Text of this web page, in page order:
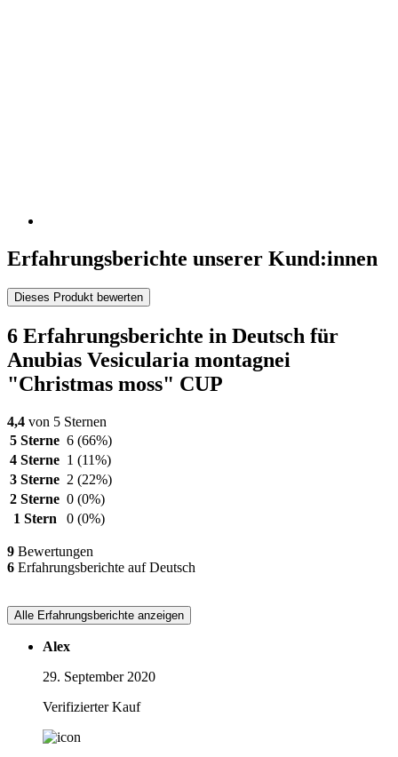
Erfahrungsberichte unserer Kund:innen
Dieses Produkt bewerten
6 Erfahrungsberichte in Deutsch für
Anubias Vesicularia montagnei
"Christmas moss" CUP
4,4 von 5 Sternen
5 Sterne 6 (66%)
4 Sterne 1 (11%)
3 Sterne 2 (22%)
2 Sterne 0 (0%)
1 Stern
0 (0%)
9 Bewertungen
6 Erfahrungsberichte auf Deutsch
Alle Erfahrungsberichte anzeigen
Alex
29. September 2020
Verifizierter Kauf